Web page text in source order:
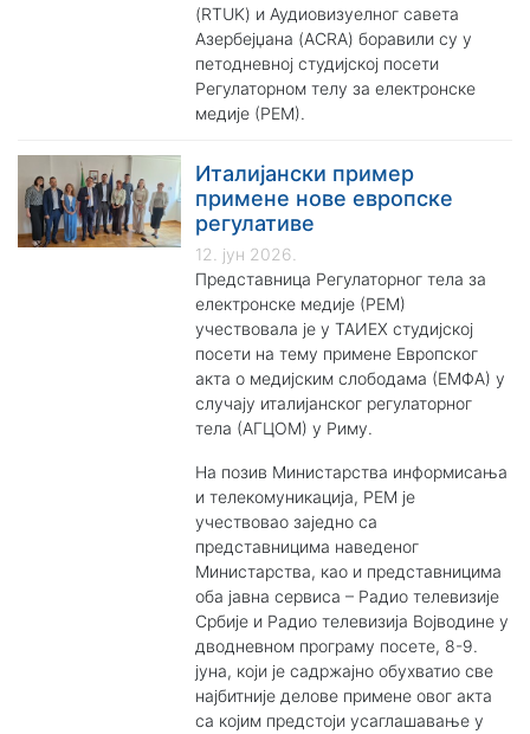
(RTUK) и Аудиовизуелног савета
Азербејџана (ACRA) боравили су у
петодневној студијској посети
Регулаторном телу за електронске
медије (РЕМ).
Италијански пример
примене нове европске
регулативе
12. јун 2026.
Представница Регулаторног тела за
електронске медије (РЕМ)
учествовала је у ТАИЕX студијској
посети на тему примене Европског
акта о медијским слободама (ЕМФА) у
случају италијанског регулаторног
тела (АГЦОМ) у Риму.
На позив Министарства информисања
и телекомуникација, РЕМ је
учествовао заједно са
представницима наведеног
Министарства, као и представницима
оба јавна сервиса – Радио телевизије
Србије и Радио телевизија Војводине у
дводневном програму посете, 8-9.
јуна, који је садржајно обухватио све
најбитније делове примене овог акта
са којим предстоји усаглашавање у